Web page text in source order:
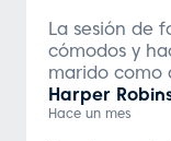
La sesión de
cómodos y
marido como
Harper
Hace un mes